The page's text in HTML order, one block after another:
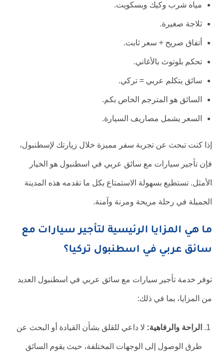
مياه شرب وكيك وبسكويت.
ثلاجة صغيرة.
أتفاق صريح + سعر ثابت.
تحكم بلوتوث بالأغاني.
سائق يتكلم عربي = تركي.
السائق هو المترجم الخاص بكم.
السعر يشمل مصاريف السيارة.
إذا كنت تبحث عن تجربة سفر مميزة خلال زيارتك لإسطنبول،
فإن تأجير سيارات مع سائق عربي في اسطنبول هو الخيار
الأمثل. تستطيع بسهولة الاستمتاع بكل ما تقدمه هذه المدينة
الجميلة في رحلة مريحة ومرنة وآمنة.
ما هي المزايا الرئيسية لتأجير سيارات مع
سائق عربي في اسطنبول تركيا؟
توفر خدمة تأجير سيارات مع سائق عربي في اسطنبول العديد
من المزايا، بما في ذلك:
الراحة والرفاهية: لا داعي للقلق بشأن القيادة أو البحث عن
طرق الوصول إلى الوجهات المختلفة، حيث يقوم السائق